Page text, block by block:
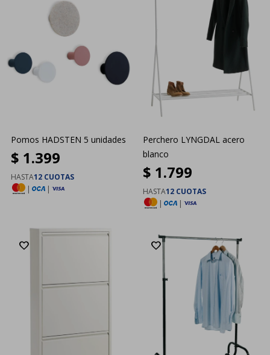
Pomos HADSTEN 5 unidades
$ 1.399
HASTA12 CUOTAS
|
|
Perchero LYNGDAL acero
blanco
$ 1.799
HASTA12 CUOTAS
|
|